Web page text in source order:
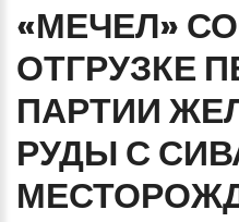
«МЕЧЕЛ»
ОТГРУЗКЕ
ПАРТИИ
РУДЫ С